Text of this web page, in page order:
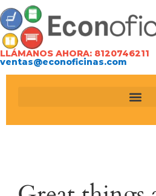
LLÁMANOS AHORA: 8120746211
ventas@econoficinas.com